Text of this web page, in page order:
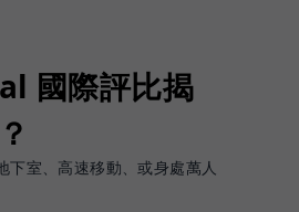
國際評比揭
下室、高速移動、或身處萬人